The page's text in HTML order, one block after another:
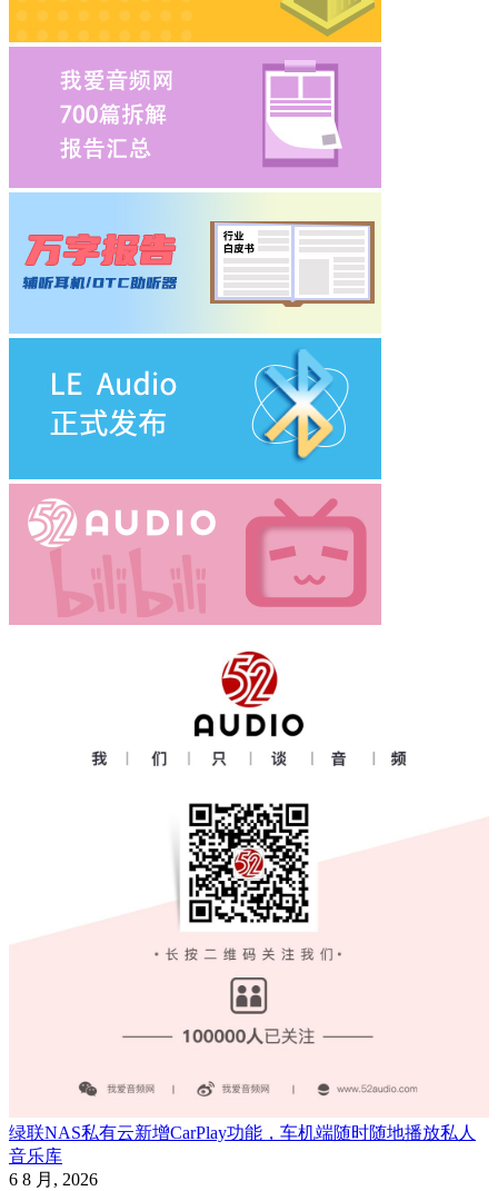
绿联NAS私有云新增CarPlay功能，车机端随时随地播放私人
音乐库
6 8 月, 2026